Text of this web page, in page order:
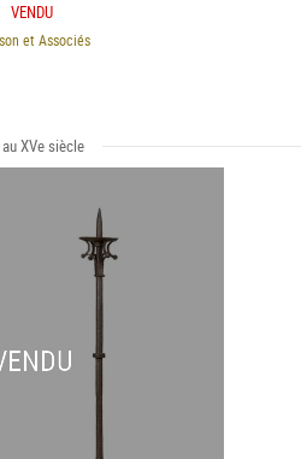
VENDU
et Associés
XVe siècle